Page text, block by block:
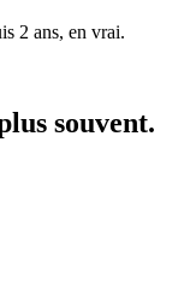
2 ans, en vrai.
souvent.